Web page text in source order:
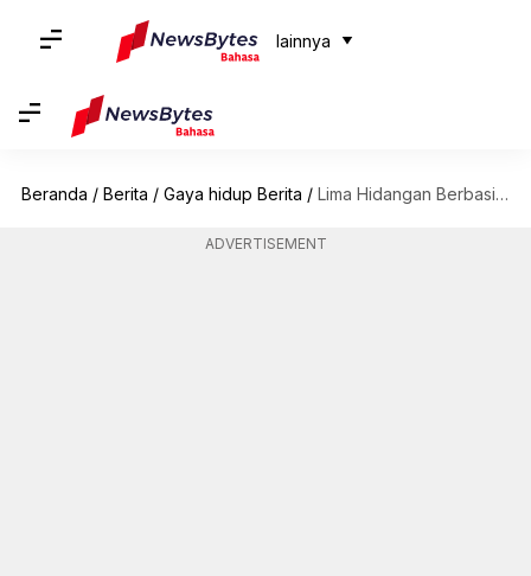
lainnya
Beranda / Berita / Gaya hidup Berita / Lima Hidangan Berbasis Jagung India yang Wajib Anda Cicipi
ADVERTISEMENT